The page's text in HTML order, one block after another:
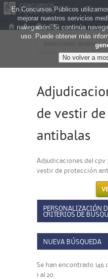
de vestir
antibalas
Adjudicaciones del cpv
vestir de protección
PERSONALIZACIÓN
CRITERIOS DE
NUEVA BÚSQUEDA
Se han encontrado 146
1 al 20.
En Concursos Públicos
mejorar nuestros servicios
navegación. Si continúa
uso. Puede obtener más